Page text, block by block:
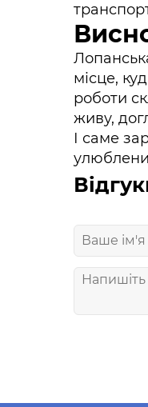
місце,
роботи
живу,
І саме